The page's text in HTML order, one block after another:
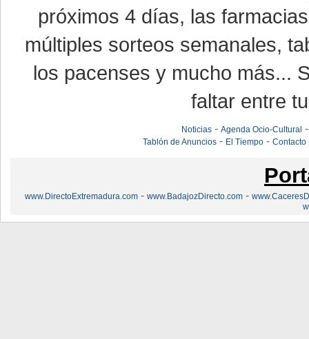
próximos 4 días, las
múltiples sorteos semanales,
los pacenses y mucho más...
faltar entre
Noticias -Agenda Ocio-Cultural
Tablón de Anuncios - El Tiempo -Contacto
www.DirectoExtremadura.com - www.BadajozDirecto.com -